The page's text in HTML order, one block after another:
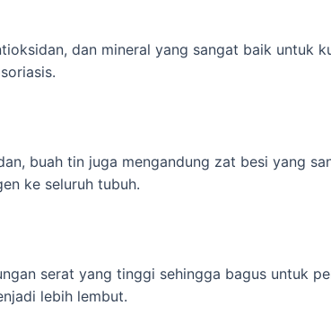
dan mineral yang sangat baik untuk
buah tin juga mengandung zat besi yang
ke seluruh tubuh.
serat yang tinggi sehingga bagus untuk
lebih lembut.